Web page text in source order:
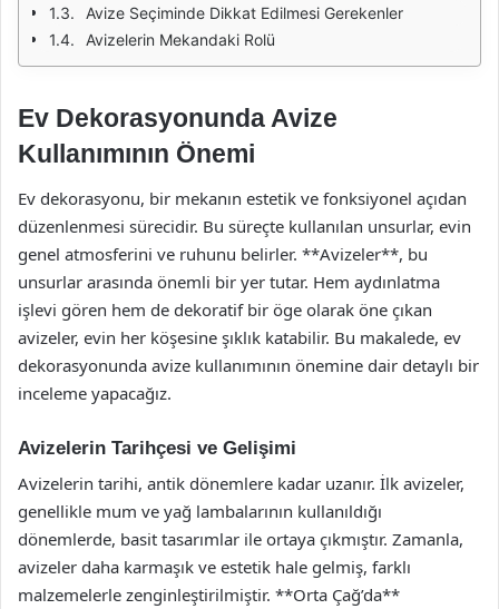
Avize Seçiminde Dikkat Edilmesi Gerekenler
Avizelerin Mekandaki Rolü
Ev Dekorasyonunda Avize
Kullanımının Önemi
Ev dekorasyonu, bir mekanın estetik ve fonksiyonel açıdan
düzenlenmesi sürecidir. Bu süreçte kullanılan unsurlar, evin
genel atmosferini ve ruhunu belirler. **Avizeler**, bu
unsurlar arasında önemli bir yer tutar. Hem aydınlatma
işlevi gören hem de dekoratif bir öge olarak öne çıkan
avizeler, evin her köşesine şıklık katabilir. Bu makalede, ev
dekorasyonunda avize kullanımının önemine dair detaylı bir
inceleme yapacağız.
Avizelerin Tarihçesi ve Gelişimi
Avizelerin tarihi, antik dönemlere kadar uzanır. İlk avizeler,
genellikle mum ve yağ lambalarının kullanıldığı
dönemlerde, basit tasarımlar ile ortaya çıkmıştır. Zamanla,
avizeler daha karmaşık ve estetik hale gelmiş, farklı
malzemelerle zenginleştirilmiştir. **Orta Çağ’da**